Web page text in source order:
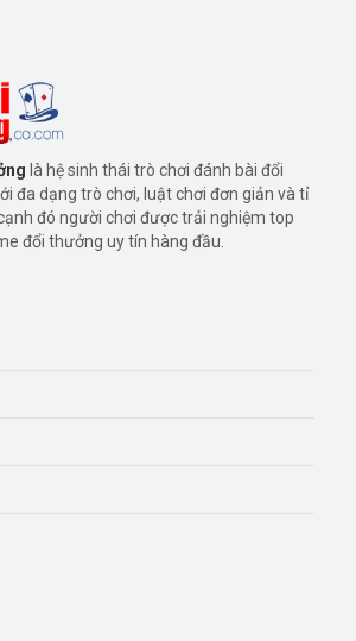
là hệ sinh thái trò chơi đánh bài đổi
đa dạng trò chơi, luật chơi đơn giản và tỉ
đó người chơi được trải nghiệm top
đổi thưởng uy tín hàng đầu.